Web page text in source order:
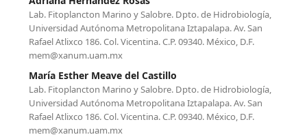
Lab. Fitoplancton Marino y Salobre. Dpto. de Hidrobiología,
Universidad Autónoma Metropolitana Iztapalapa. Av. San
Rafael Atlixco 186. Col. Vicentina. C.P. 09340. México, D.F.
mem@xanum.uam.mx
María Esther Meave del Castillo
Lab. Fitoplancton Marino y Salobre. Dpto. de Hidrobiología,
Universidad Autónoma Metropolitana Iztapalapa. Av. San
Rafael Atlixco 186. Col. Vicentina. C.P. 09340. México, D.F.
mem@xanum.uam.mx